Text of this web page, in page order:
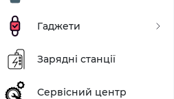
Гаджети
Зарядні станції
Сервісний центр
(Open Box) Смартфон Apple iPhone
17 Pro Max 256GB Cosmic Orange (e-
sim)